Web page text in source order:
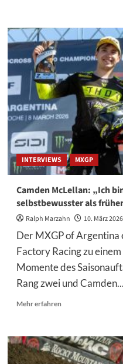
Triumph
in
Enduro-
DM:
Mehr
als
ein
Einstieg
INTERVIEWS MXGP
Camden McLellan: „Ich
selbstbewusster als
Ralph Marzahn 10. März 2026
Der MXGP of Argentina
Factory Racing zu
Momente des
Rang zwei und Camden...
Mehr erfahrenMehr
Camden
McLellan:
„Ich